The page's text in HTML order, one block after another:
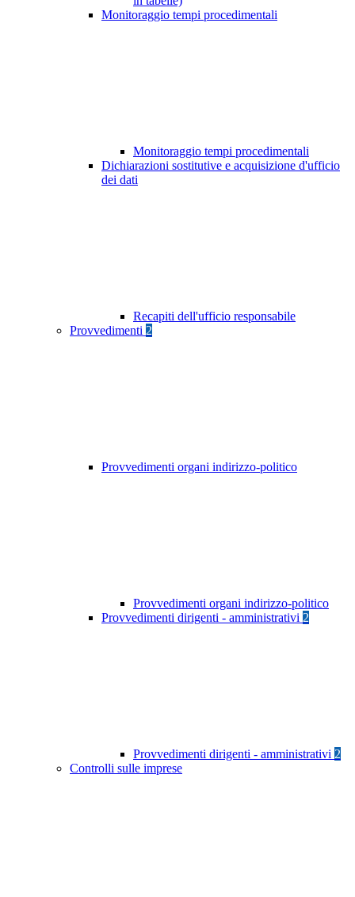
Monitoraggio tempi procedimentali
Monitoraggio tempi procedimentali
Dichiarazioni sostitutive e acquisizione d'ufficio
dei dati
Recapiti dell'ufficio responsabile
Provvedimenti 2
Provvedimenti organi indirizzo-politico
Provvedimenti organi indirizzo-politico
Provvedimenti dirigenti - amministrativi 2
Provvedimenti dirigenti - amministrativi 2
Controlli sulle imprese